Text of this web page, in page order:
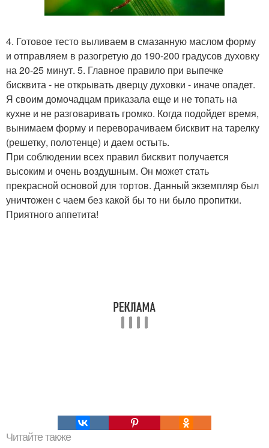
4. Готовое тесто выливаем в смазанную маслом форму
и отправляем в разогретую до 190-200 градусов духовку
на 20-25 минут. 5. Главное правило при выпечке
бисквита - не открывать дверцу духовки - иначе опадет.
Я своим домочадцам приказала еще и не топать на
кухне и не разговаривать громко. Когда подойдет время,
вынимаем форму и переворачиваем бисквит на тарелку
(решетку, полотенце) и даем остыть.
При соблюдении всех правил бисквит получается
высоким и очень воздушным. Он может стать
прекрасной основой для тортов. Данный экземпляр был
уничтожен с чаем без какой бы то ни было пропитки.
Приятного аппетита!
Читайте также